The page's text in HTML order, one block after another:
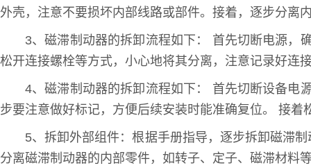
外壳，注意不要损坏内部线路或部件。接着，逐步分离
3、磁滞制动器的拆卸流程如下： 首先切断电源，
松开连接螺栓等方式，小心地将其分离，注意记录好连
4、磁滞制动器的拆卸流程如下： 首先切断设备电
步要注意做好标记，方便后续安装时能准确复位。 接
5、拆卸外部组件：根据手册指导，逐步拆卸磁滞
分离磁滞制动器的内部零件，如转子、定子、磁滞材料